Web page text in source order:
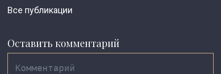
Все публикации
Оставить комментарий